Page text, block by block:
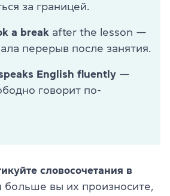
за границей.
a break after the lesson —
перерыв после занятия.
English fluently —
говорит по-
словосочетания в
больше вы их произносите,